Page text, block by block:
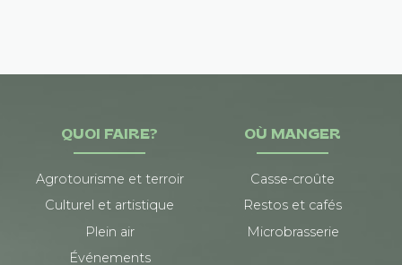
QUOI FAIRE?
Agrotourisme et terroir
Culturel et artistique
Plein air
Événements
OÙ MANGER
Casse-croûte
Restos et cafés
Microbrasserie